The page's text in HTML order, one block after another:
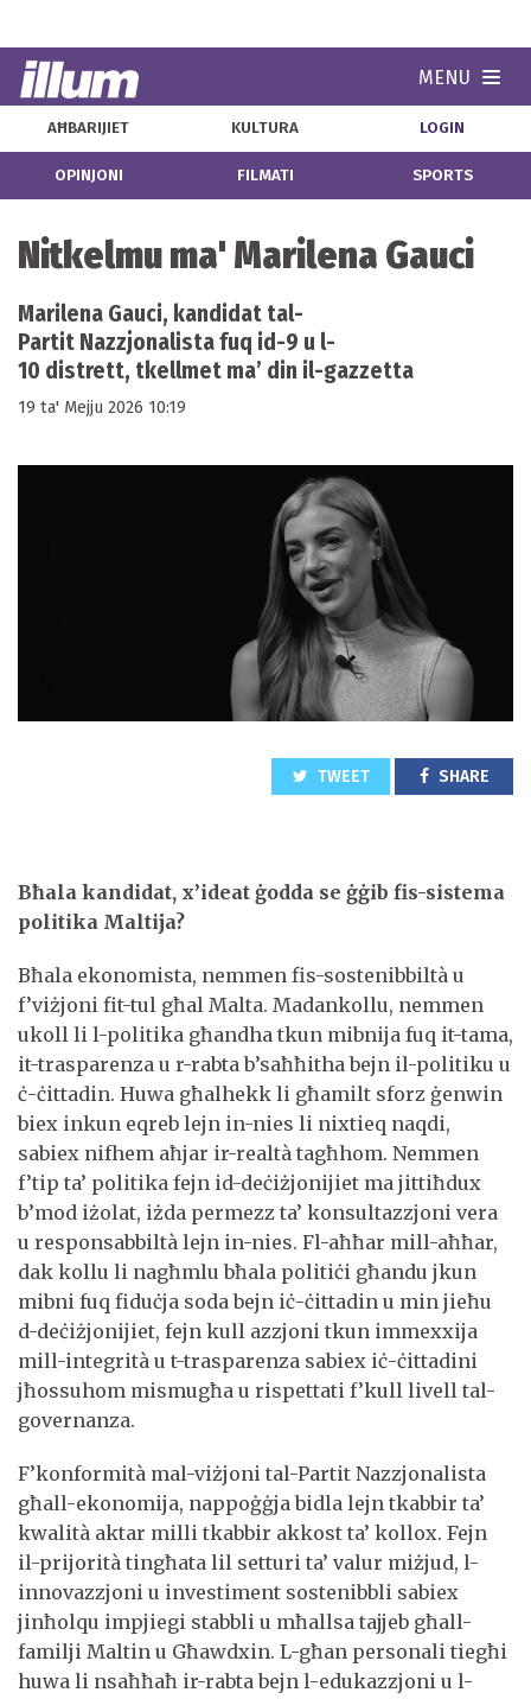
MENU
AĦBARIJIET KULTURA LOGIN
OPINJONI FILMATI SPORTS
Nitkelmu ma' Marilena Gauci
Marilena Gauci, kandidat tal-
Partit Nazzjonalista fuq id-9 u l-
10 distrett, tkellmet ma’ din il-gazzetta
19 ta' Mejju 2026 10:19
TWEET SHARE
Bħala kandidat, x’ideat ġodda se ġġib fis-sistema
politika Maltija?
Bħala ekonomista, nemmen fis-sostenibbiltà u
f’viżjoni fit-tul għal Malta. Madankollu, nemmen
ukoll li l-politika għandha tkun mibnija fuq it-tama,
it-trasparenza u r-rabta b’saħħitha bejn il-politiku u
ċ-ċittadin. Huwa għalhekk li għamilt sforz ġenwin
biex inkun eqreb lejn in-nies li nixtieq naqdi,
sabiex nifhem aħjar ir-realtà tagħhom. Nemmen
f’tip ta’ politika fejn id-deċiżjonijiet ma jittiħdux
b’mod iżolat, iżda permezz ta’ konsultazzjoni vera
u responsabbiltà lejn in-nies. Fl-aħħar mill-aħħar,
dak kollu li nagħmlu bħala politiċi għandu jkun
mibni fuq fiduċja soda bejn iċ-ċittadin u min jieħu
d-deċiżjonijiet, fejn kull azzjoni tkun immexxija
mill-integrità u t-trasparenza sabiex iċ-ċittadini
jħossuhom mismugħa u rispettati f’kull livell tal-
governanza.
F’konformità mal-viżjoni tal-Partit Nazzjonalista
għall-ekonomija, nappoġġja bidla lejn tkabbir ta’
kwalità aktar milli tkabbir akkost ta’ kollox. Fejn
il-prijorità tingħata lil setturi ta’ valur miżjud, l-
innovazzjoni u investiment sostenibbli sabiex
jinħolqu impjiegi stabbli u mħallsa tajjeb għall-
familji Maltin u Għawdxin. L-għan personali tiegħi
huwa li nsaħħaħ ir-rabta bejn l-edukazzjoni u l-